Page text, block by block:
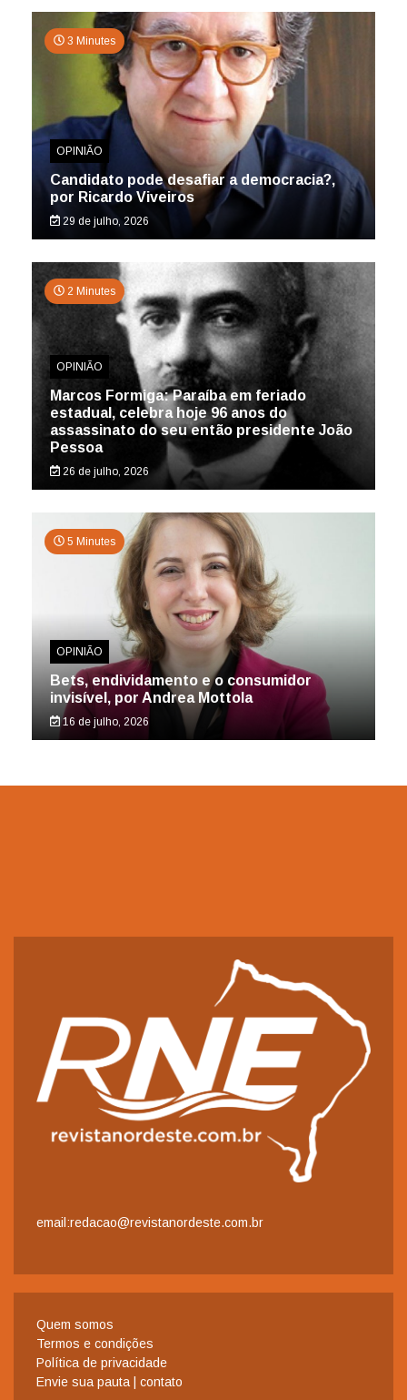
3 Minutes
OPINIÃO
Candidato pode desafiar a democracia?,
por Ricardo Viveiros
29 de julho, 2026
2 Minutes
OPINIÃO
Marcos Formiga: Paraíba em feriado
estadual, celebra hoje 96 anos do
assassinato do seu então presidente João
Pessoa
26 de julho, 2026
5 Minutes
OPINIÃO
Bets, endividamento e o consumidor
invisível, por Andrea Mottola
16 de julho, 2026
email:redacao@revistanordeste.com.br
Quem somos
Termos e condições
Política de privacidade
Envie sua pauta | contato